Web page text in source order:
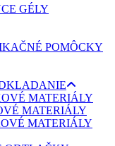
GÉLY
POMÔCKY
MATERIÁLY
MATERIÁLY
MATERIÁLY